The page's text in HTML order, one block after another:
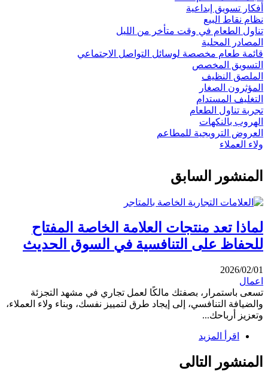
أفكار تسويق إبداعية
نظام نقاط البيع
تناول الطعام في وقت متأخر من الليل
المصادر المحلية
قائمة طعام مخصصة لوسائل التواصل الاجتماعي
التسويق المخصص
الملصق النظيف
المؤثرون الصغار
التغليف المستدام
تجربة تناول الطعام
الهروب بالنكهات
العروض الترويجية للمطاعم
ولاء العملاء
المنشور السابق
لماذا تعد منتجات العلامة الخاصة المفتاح
للحفاظ على التنافسية في السوق الحديث
2026/02/01
اعمال
تسعى باستمرار، بصفتك مالكًا لعمل تجاري في مشهد التجزئة
والضيافة التنافسي، إلى إيجاد طرق لتمييز نفسك، وبناء ولاء العملاء،
وتعزيز أرباحك...
اقرأ المزيد
المنشور التالى